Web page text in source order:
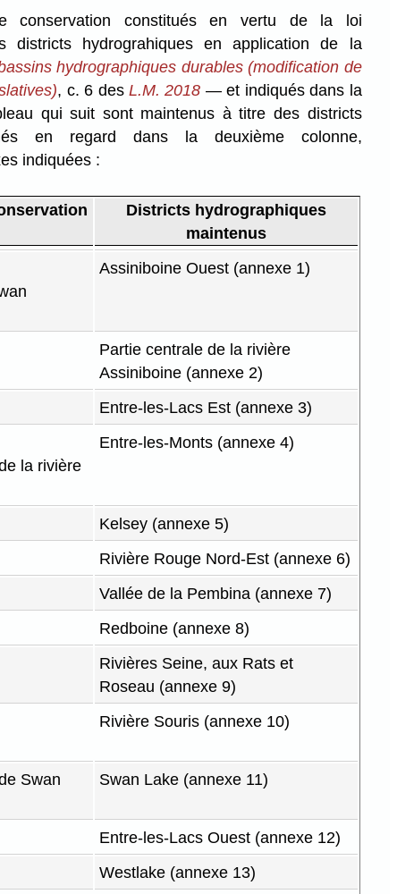
conservation constitués en vertu de la loi
districts hydrograhiques en application de la
hydrographiques durables (modification de
, c. 6 desL.M. 2018 — et indiqués dans la
qui suit sont maintenus à titre des districts
en regard dans la deuxième colonne,
indiquées :
Districts hydrographiques
maintenus
Assiniboine Ouest (annexe 1)
Partie centrale de la rivière
Assiniboine (annexe 2)
Entre-les-Lacs Est (annexe 3)
la rivière
Entre-les-Monts (annexe 4)
Kelsey (annexe 5)
Rivière Rouge Nord-Est (annexe 6)
Vallée de la Pembina (annexe 7)
Redboine (annexe 8)
Rivières Seine, aux Rats et
Roseau (annexe 9)
Rivière Souris (annexe 10)
Swan
Swan Lake (annexe 11)
Entre-les-Lacs Ouest (annexe 12)
Westlake (annexe 13)